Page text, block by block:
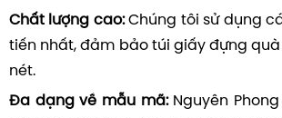
Chất lượng cao:Chúng tôi sử dụng
tiến nhất, đảm bảo túi giấy đựng
nét.
Đa dạng về mẫu mã:Nguyên